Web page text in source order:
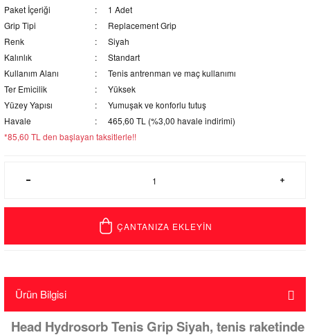
Paket İçeriği
1 Adet
Grip Tipi
Replacement Grip
Renk
Siyah
Kalınlık
Standart
Kullanım Alanı
Tenis antrenman ve maç kullanımı
Ter Emicilik
Yüksek
Yüzey Yapısı
Yumuşak ve konforlu tutuş
Havale
465,60 TL (%3,00 havale indirimi)
*85,60 TL den başlayan taksitlerle!!
ÇANTANIZA EKLEYİN
Ürün Bilgisi
Head Hydrosorb Tenis Grip Siyah, tenis raketinde